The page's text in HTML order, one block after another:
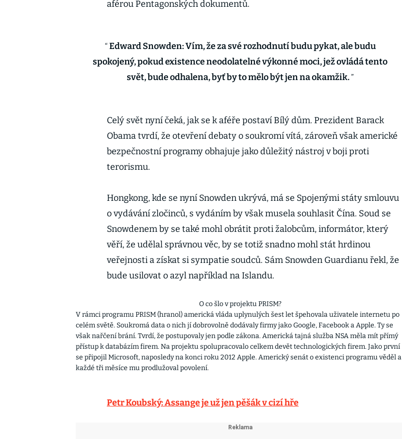
aférou Pentagonských dokumentů.
Edward Snowden: Vím, že za své rozhodnutí budu pykat, ale budu
spokojený, pokud existence neodolatelné výkonné moci, jež ovládá tento
svět, bude odhalena, byť by to mělo být jen na okamžik.
Celý svět nyní čeká, jak se k aféře postaví Bílý dům. Prezident Barack
Obama tvrdí, že otevření debaty o soukromí vítá, zároveň však americké
bezpečnostní programy obhajuje jako důležitý nástroj v boji proti
terorismu.
Hongkong, kde se nyní Snowden ukrývá, má se Spojenými státy smlouvu
o vydávání zločinců, s vydáním by však musela souhlasit Čína. Soud se
Snowdenem by se také mohl obrátit proti žalobcům, informátor, který
věří, že udělal správnou věc, by se totiž snadno mohl stát hrdinou
veřejnosti a získat si sympatie soudců. Sám Snowden Guardianu řekl, že
bude usilovat o azyl například na Islandu.
O co šlo v projektu PRISM?
V rámci programu PRISM (hranol) americká vláda uplynulých šest let špehovala uživatele internetu po
celém světě. Soukromá data o nich jí dobrovolně dodávaly firmy jako Google, Facebook a Apple. Ty se
však nařčení brání. Tvrdí, že postupovaly jen podle zákona. Americká tajná služba NSA měla mít přímý
přístup k databázím firem. Na projektu spolupracovalo celkem devět technologických firem. Jako první
se připojil Microsoft, naposledy na konci roku 2012 Apple. Americký senát o existenci programu věděl a
každé tři měsíce mu prodlužoval povolení.
Petr Koubský: Assange je už jen pěšák v cizí hře